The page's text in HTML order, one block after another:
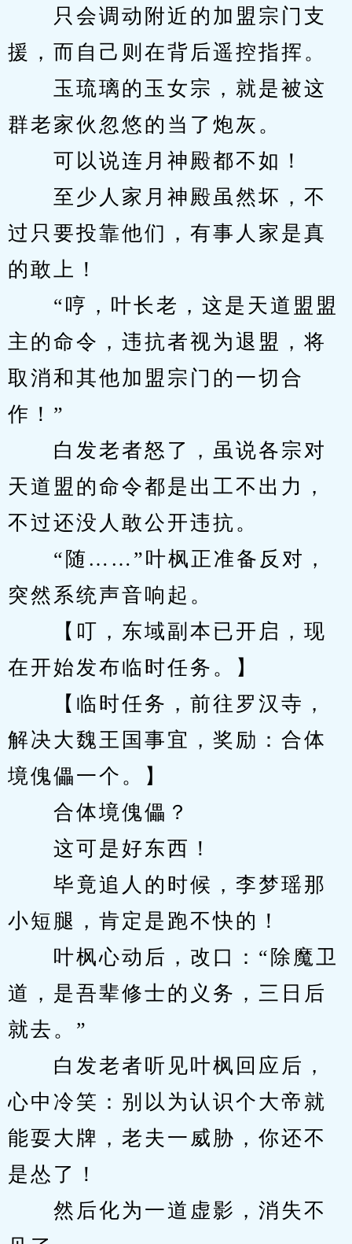
只会调动附近的加盟宗门支
援，而自己则在背后遥控指挥。
玉琉璃的玉女宗，就是被这
群老家伙忽悠的当了炮灰。
可以说连月神殿都不如！
至少人家月神殿虽然坏，不
过只要投靠他们，有事人家是真
的敢上！
“哼，叶长老，这是天道盟盟
主的命令，违抗者视为退盟，将
取消和其他加盟宗门的一切合
作！”
白发老者怒了，虽说各宗对
天道盟的命令都是出工不出力，
不过还没人敢公开违抗。
“随……”叶枫正准备反对，
突然系统声音响起。
【叮，东域副本已开启，现
在开始发布临时任务。】
【临时任务，前往罗汉寺，
解决大魏王国事宜，奖励：合体
境傀儡一个。】
合体境傀儡？
这可是好东西！
毕竟追人的时候，李梦瑶那
小短腿，肯定是跑不快的！
叶枫心动后，改口：“除魔卫
道，是吾辈修士的义务，三日后
就去。”
白发老者听见叶枫回应后，
心中冷笑：别以为认识个大帝就
能耍大牌，老夫一威胁，你还不
是怂了！
然后化为一道虚影，消失不